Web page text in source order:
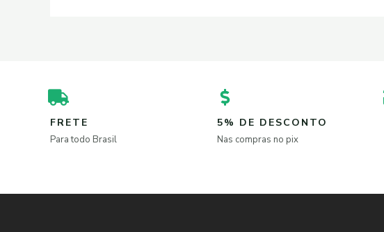
FRETE
Para todo Brasil
5% DE DESCONTO
Nas compras no pix